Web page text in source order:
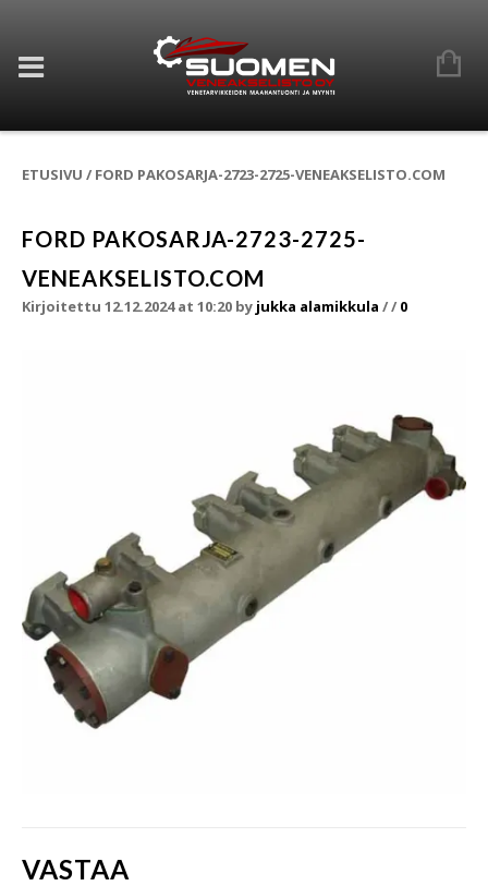
ETUSIVU / FORD PAKOSARJA-2723-2725-VENEAKSELISTO.COM
FORD PAKOSARJA-2723-2725-
VENEAKSELISTO.COM
Kirjoitettu 12.12.2024 at 10:20 by jukka alamikkula // 0
VASTAA